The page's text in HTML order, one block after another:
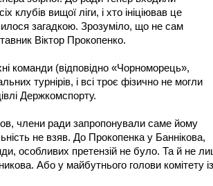
клубів вищої ліги, і хто ініціював це
загадкою. Зрозуміло, що не сам
Віктор Прокопенко.
команди (відповідно «Чорноморець»,
турнірів, і всі троє фізично не могли
Держкомспорту.
члени ради запропонували саме йому
не взяв. До Прокопенка у Баннікова,
особливих претензій не було. Та й не
Або у майбутнього голови комітету із